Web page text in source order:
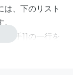
は、下のリスト
選手]]の一行を